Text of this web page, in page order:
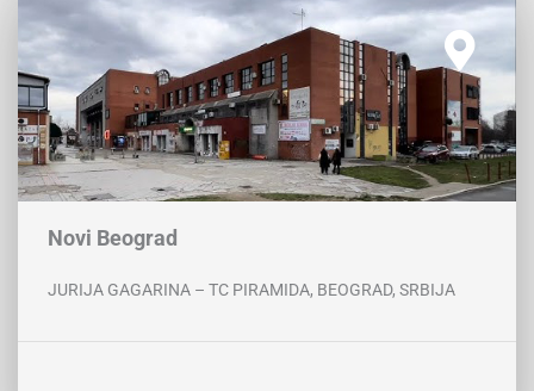
Novi Beograd
JURIJA GAGARINA – TC PIRAMIDA, BEOGRAD, SRBIJA